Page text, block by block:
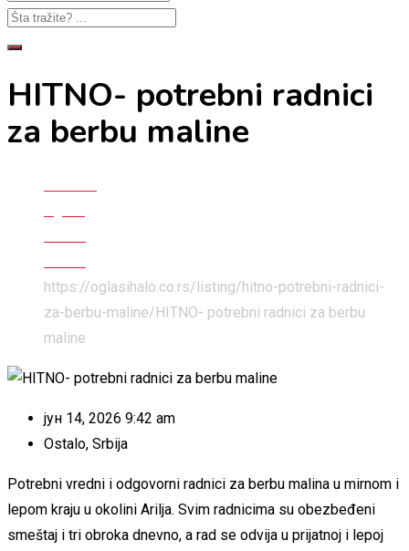
HITNO- potrebni radnici
za berbu maline
https://oglasihalo.co.rs/listing/hitno-potrebni-radnici-
za-berbu-maline/ HITNO- potrebni radnici za berbu
maline
јун 14, 2026 9:42 am
Ostalo, Srbija
Potrebni vredni i odgovorni radnici za berbu malina u mirnom i
lepom kraju u okolini Arilja. Svim radnicima su obezbeđeni
smeštaj i tri obroka dnevno, a rad se odvija u prijatnoj i lepoj